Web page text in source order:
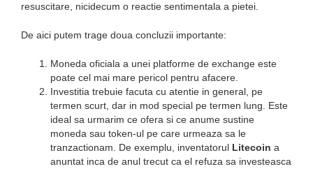
resuscitare, nicidecum o reactie sentimentala a pietei.
De aici putem trage doua concluzii importante:
Moneda oficiala a unei platforme de exchange este
poate cel mai mare pericol pentru afacere.
Investitia trebuie facuta cu atentie in general, pe
termen scurt, dar in mod special pe termen lung. Este
ideal sa urmarim ce ofera si ce anume sustine
moneda sau token-ul pe care urmeaza sa le
tranzactionam. De exemplu, inventatorul Litecoin a
anuntat inca de anul trecut ca el refuza sa investeasca